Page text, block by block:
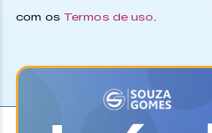
com os Termos de uso.